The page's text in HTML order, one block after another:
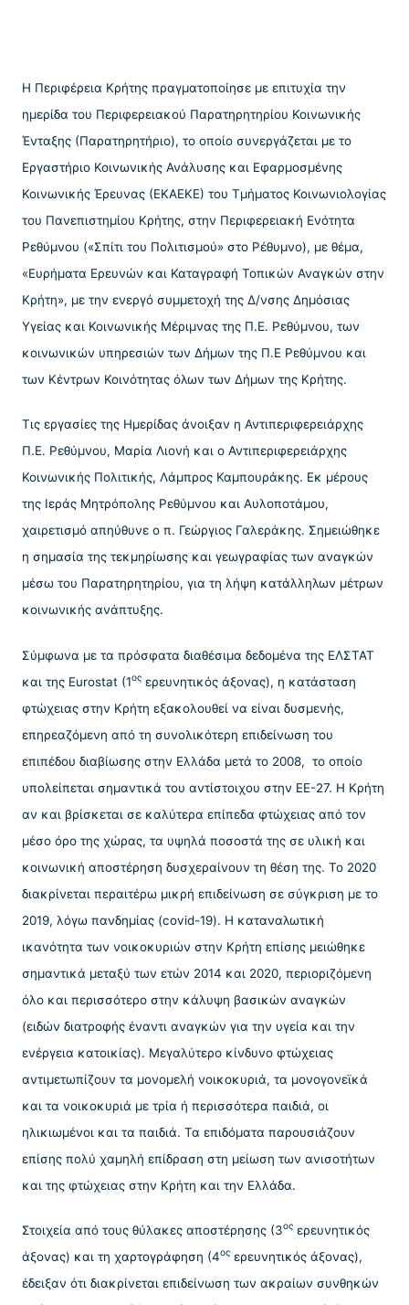
Η Περιφέρεια Κρήτης πραγματοποίησε με επιτυχία την
ημερίδα του Περιφερειακού Παρατηρητηρίου Κοινωνικής
Ένταξης (Παρατηρητήριο), το οποίο συνεργάζεται με το
Εργαστήριο Κοινωνικής Ανάλυσης και Εφαρμοσμένης
Κοινωνικής Έρευνας (ΕΚΑΕΚΕ) του Τμήματος Κοινωνιολογίας
του Πανεπιστημίου Κρήτης, στην Περιφερειακή Ενότητα
Ρεθύμνου («Σπίτι του Πολιτισμού» στο Ρέθυμνο), με θέμα,
«Ευρήματα Ερευνών και Καταγραφή Τοπικών Αναγκών στην
Κρήτη», με την ενεργό συμμετοχή της Δ/νσης Δημόσιας
Υγείας και Κοινωνικής Μέριμνας της Π.Ε. Ρεθύμνου, των
κοινωνικών υπηρεσιών των Δήμων της Π.Ε Ρεθύμνου και
των Κέντρων Κοινότητας όλων των Δήμων της Κρήτης.
Τις εργασίες της Ημερίδας άνοιξαν η Αντιπεριφερειάρχης
Π.Ε. Ρεθύμνου, Μαρία Λιονή και ο Αντιπεριφερειάρχης
Κοινωνικής Πολιτικής, Λάμπρος Καμπουράκης. Εκ μέρους
της Ιεράς Μητρόπολης Ρεθύμνου και Αυλοποτάμου,
χαιρετισμό απηύθυνε ο π. Γεώργιος Γαλεράκης. Σημειώθηκε
η σημασία της τεκμηρίωσης και γεωγραφίας των αναγκών
μέσω του Παρατηρητηρίου, για τη λήψη κατάλληλων μέτρων
κοινωνικής ανάπτυξης.
Σύμφωνα με τα πρόσφατα διαθέσιμα δεδομένα της ΕΛΣΤΑΤ
και της Eurostat (1ος ερευνητικός άξονας), η κατάσταση
φτώχειας στην Κρήτη εξακολουθεί να είναι δυσμενής,
επηρεαζόμενη από τη συνολικότερη επιδείνωση του
επιπέδου διαβίωσης στην Ελλάδα μετά το 2008, το οποίο
υπολείπεται σημαντικά του αντίστοιχου στην ΕΕ-27. Η Κρήτη
αν και βρίσκεται σε καλύτερα επίπεδα φτώχειας από τον
μέσο όρο της χώρας, τα υψηλά ποσοστά της σε υλική και
κοινωνική αποστέρηση δυσχεραίνουν τη θέση της. Το 2020
διακρίνεται περαιτέρω μικρή επιδείνωση σε σύγκριση με το
2019, λόγω πανδημίας (covid-19). Η καταναλωτική
ικανότητα των νοικοκυριών στην Κρήτη επίσης μειώθηκε
σημαντικά μεταξύ των ετών 2014 και 2020, περιοριζόμενη
όλο και περισσότερο στην κάλυψη βασικών αναγκών
(ειδών διατροφής έναντι αναγκών για την υγεία και την
ενέργεια κατοικίας). Μεγαλύτερο κίνδυνο φτώχειας
αντιμετωπίζουν τα μονομελή νοικοκυριά, τα μονογονεϊκά
και τα νοικοκυριά με τρία ή περισσότερα παιδιά, οι
ηλικιωμένοι και τα παιδιά. Τα επιδόματα παρουσιάζουν
επίσης πολύ χαμηλή επίδραση στη μείωση των ανισοτήτων
και της φτώχειας στην Κρήτη και την Ελλάδα.
Στοιχεία από τους θύλακες αποστέρησης (3ος ερευνητικός
άξονας) και τη χαρτογράφηση (4ος ερευνητικός άξονας),
έδειξαν ότι διακρίνεται επιδείνωση των ακραίων συνθηκών